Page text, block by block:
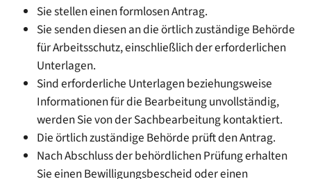
Sie stellen einen formlosen Antrag.
Sie senden diesen an die örtlich zuständige Behörde
für Arbeitsschutz, einschließlich der erforderlichen
Unterlagen.
Sind erforderliche Unterlagen beziehungsweise
Informationen für die Bearbeitung unvollständig,
werden Sie von der Sachbearbeitung kontaktiert.
Die örtlich zuständige Behörde prüft den Antrag.
Nach Abschluss der behördlichen Prüfung erhalten
Sie einen Bewilligungsbescheid oder einen